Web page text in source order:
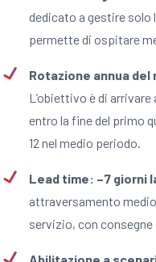
dedicato a gestire solo
permette di ospitare
Rotazione annua del
L’obiettivo è di
entro la fine del primo
12 nel medio periodo.
Lead time: –7 giorni
attraversamento
servizio, con